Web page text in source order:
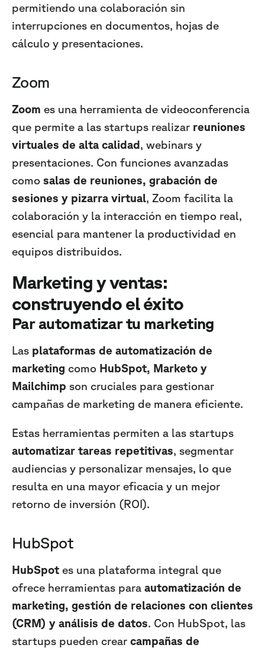
permitiendo una colaboración sin
interrupciones en documentos, hojas de
cálculo y presentaciones.
Zoom
Zoom es una herramienta de videoconferencia
que permite a las startups realizar reuniones
virtuales de alta calidad, webinars y
presentaciones. Con funciones avanzadas
como salas de reuniones, grabación de
sesiones y pizarra virtual, Zoom facilita la
colaboración y la interacción en tiempo real,
esencial para mantener la productividad en
equipos distribuidos.
Marketing y ventas:
construyendo el éxito
Par automatizar tu marketing
Las plataformas de automatización de
marketing como HubSpot, Marketo y
Mailchimp son cruciales para gestionar
campañas de marketing de manera eficiente.
Estas herramientas permiten a las startups
automatizar tareas repetitivas, segmentar
audiencias y personalizar mensajes, lo que
resulta en una mayor eficacia y un mejor
retorno de inversión (ROI).
HubSpot
HubSpot es una plataforma integral que
ofrece herramientas para automatización de
marketing, gestión de relaciones con clientes
(CRM) y análisis de datos. Con HubSpot, las
startups pueden crear campañas de